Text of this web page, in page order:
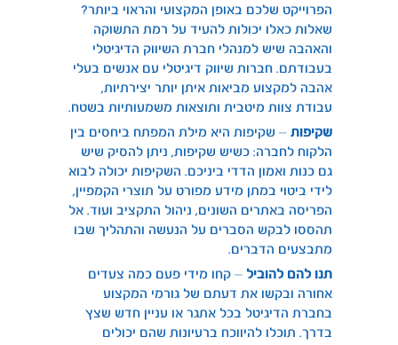
הפרוייקט שלכם באופן המקצועי והראוי ביותר?
שאלות כאלו יכולות להעיד על רמת התשוקה
והאהבה שיש למנהלי חברת השיווק הדיגיטלי
בעבודתם. חברות שיווק דיגיטלי עם אנשים בעלי
אהבה למקצוע מביאות איתן יותר יצירתיות,
עבודת צוות מיטבית ותוצאות משמעותיות בשטח.
שקיפות – שקיפות היא מילת המפתח ביחסים בין
הלקוח לחברה: כשיש שקיפות, ניתן להסיק שיש
גם כנות ואמון הדדי ביניכם. השקיפות יכולה לבוא
לידי ביטוי במתן מידע מפורט על תוצרי הקמפיין,
הפריסה באתרים השונים, ניהול התקציב ועוד. אל
תהססו לבקש הסברים על הנעשה והתהליך שבו
מתבצעים הדברים.
תנו להם להוביל – קחו מידי פעם כמה צעדים
אחורה ובקשו את דעתם של גורמי המקצוע
בחברת הדיגיטל בכל אתגר או עניין חדש שצץ
בדרך. תוכלו להיווכח ברעיונות שהם יכולים